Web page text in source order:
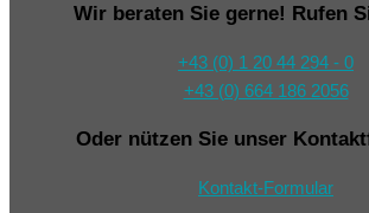
Wir beraten Sie gerne! Rufen
+43 (0) 1 20 44 294 - 0
+43 (0) 664 186 2056
Oder nützen Sie unser
Kontakt-Formular